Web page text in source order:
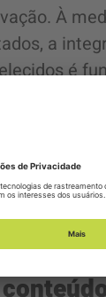
À
a
é
A
estruturas